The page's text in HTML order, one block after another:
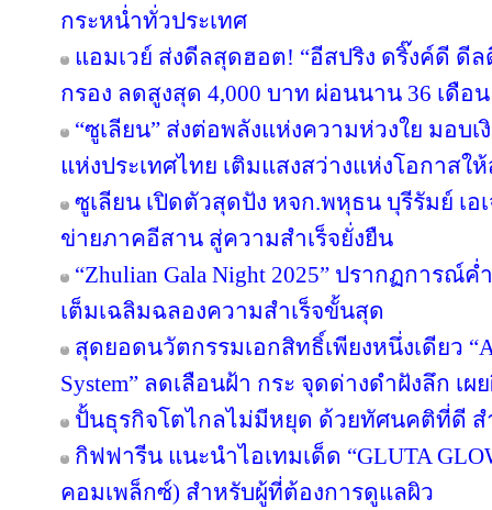
กระหน่ำทั่วประเทศ
แอมเวย์ ส่งดีลสุดฮอต! “อีสปริง ดริ๊งค์ดี ดี
กรอง ลดสูงสุด 4,000 บาท ผ่อนนาน 36 เดือน
“ซูเลียน” ส่งต่อพลังแห่งความห่วงใย มอ
แห่งประเทศไทย เติมแสงสว่างแห่งโอกาสใ
ซูเลียน เปิดตัวสุดปัง หจก.พหุธน บุรีรัมย์ เอ
ข่ายภาคอีสาน สู่ความสำเร็จยั่งยืน
“Zhulian Gala Night 2025” ปรากฏการณ์
เต็มเฉลิมฉลองความสำเร็จขั้นสุด
สุดยอดนวัตกรรมเอกสิทธิ์เพียงหนึ่งเดียว
System” ลดเลือนฝ้า กระ จุดด่างดำฝังลึก เ
ปั้นธุรกิจโตไกลไม่มีหยุด ด้วยทัศนคติที่ดี ส
กิฟฟารีน แนะนำไอเทมเด็ด “GLUTA
คอมเพล็กซ์) สำหรับผู้ที่ต้องการดูแลผิว